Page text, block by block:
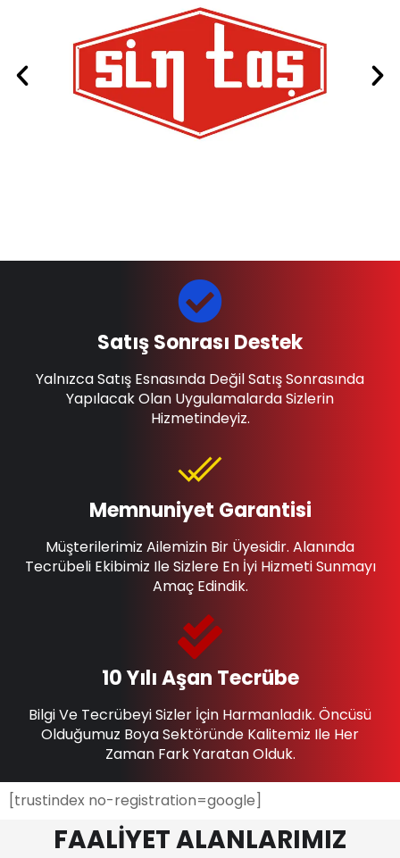
10 Yılı Aşan Tecrübe
Bilgi Ve Tecrübeyi Sizler İçin Harmanladık. Öncüsü
Olduğumuz Boya Sektöründe Kalitemiz Ile Her
Zaman Fark Yaratan Olduk.
Memnuniyet Garantisi
Müşterilerimiz Ailemizin Bir Üyesidir. Alanında
Tecrübeli Ekibimiz Ile Sizlere En İyi Hizmeti Sunmayı
Amaç Edindik.
Satış Sonrası Destek
Yalnızca Satış Esnasında Değil Satış Sonrasında
Yapılacak Olan Uygulamalarda Sizlerin
Hizmetindeyiz.
[trustindex no-registration=google]
FAALİYET ALANLARIMIZ